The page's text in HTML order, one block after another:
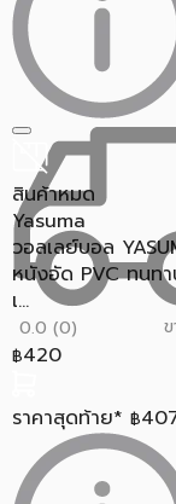
สินค้าหมด
Yasuma
วอลเลย์บอล
หนังอัด PVC ทนท
เ...
0.0 (0)
฿420
ราคาสุดท้าย* ฿